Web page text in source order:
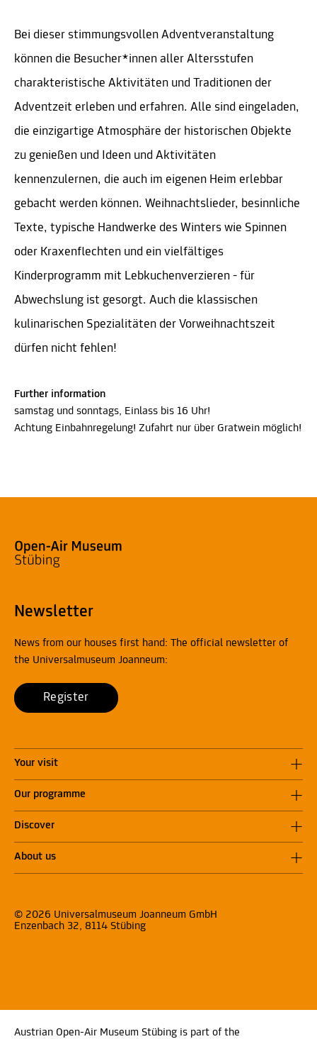
Bei dieser stimmungsvollen Adventveranstaltung
können die Besucher*innen aller Altersstufen
charakteristische Aktivitäten und Traditionen der
Adventzeit erleben und erfahren. Alle sind eingeladen,
die einzigartige Atmosphäre der historischen Objekte
zu genießen und Ideen und Aktivitäten
kennenzulernen, die auch im eigenen Heim erlebbar
gebacht werden können. Weihnachtslieder, besinnliche
Texte, typische Handwerke des Winters wie Spinnen
oder Kraxenflechten und ein vielfältiges
Kinderprogramm mit Lebkuchenverzieren - für
Abwechslung ist gesorgt. Auch die klassischen
kulinarischen Spezialitäten der Vorweihnachtszeit
dürfen nicht fehlen!
Further information
samstag und sonntags, Einlass bis 16 Uhr!
Achtung Einbahnregelung! Zufahrt nur über Gratwein möglich!
Newsletter
News from our houses first hand: The official newsletter of
the Universalmuseum Joanneum:
Register
Your visit
Our programme
Discover
About us
© 2026 Universalmuseum Joanneum GmbH
Enzenbach 32, 8114 Stübing
Austrian Open-Air Museum Stübing is part of the